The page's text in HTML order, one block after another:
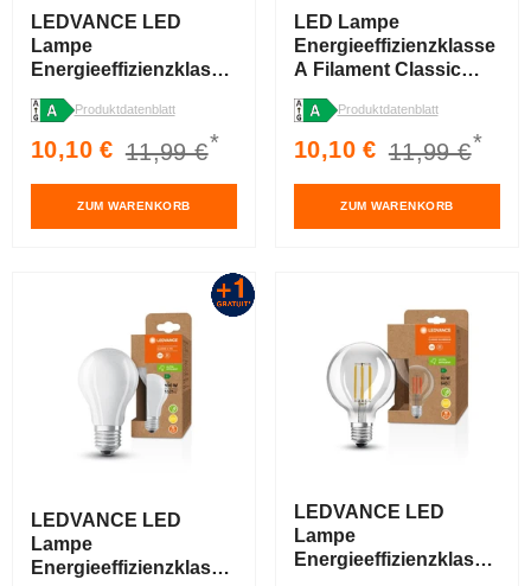
LEDVANCE LED
Lampe
Energieeffizienzklasse
Matt, 5W/3000K, E27
Produktdatenblatt
Verkaufspreis
10,10 € Normaler
Preis
11,99 €*
ZUM WARENKORB
LED Lampe
Energieeffizienzklasse
A Filament Classic
Produktdatenblatt
Verkaufspreis
10,10 € Normaler
Preis
11,99 €*
ZUM WARENKORB
LEDVANCE LED
Lampe
Energieeffizienzklasse
LEDVANCE LED
Lampe
Energieeffizienzklasse